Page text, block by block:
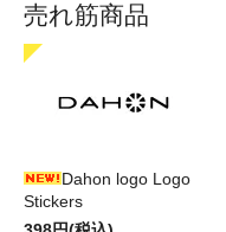
売れ筋商品
Dahon logo Logo
Stickers